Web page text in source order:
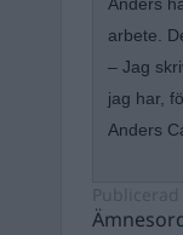
arbete.
– Jag
jag har,
Anders